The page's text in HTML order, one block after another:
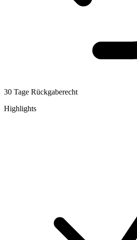
30 Tage Rückgaberecht
Highlights